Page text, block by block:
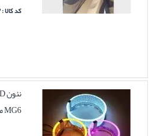
کد کالا : ۱۶۴۳
MG6 مجموعه 2 عددی